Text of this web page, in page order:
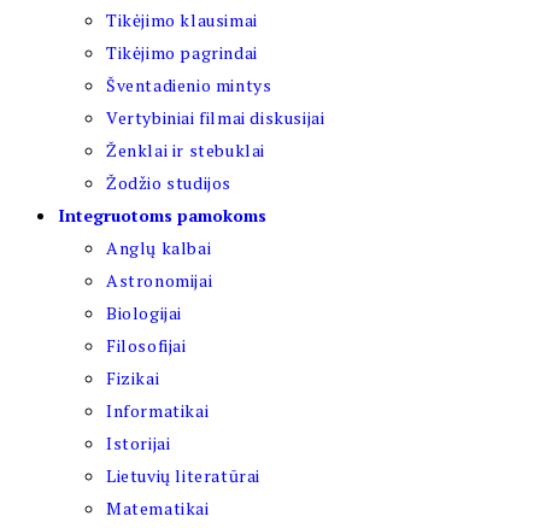
Tikėjimo klausimai
Tikėjimo pagrindai
Šventadienio mintys
Vertybiniai filmai diskusijai
Ženklai ir stebuklai
Žodžio studijos
Integruotoms pamokoms
Anglų kalbai
Astronomijai
Biologijai
Filosofijai
Fizikai
Informatikai
Istorijai
Lietuvių literatūrai
Matematikai